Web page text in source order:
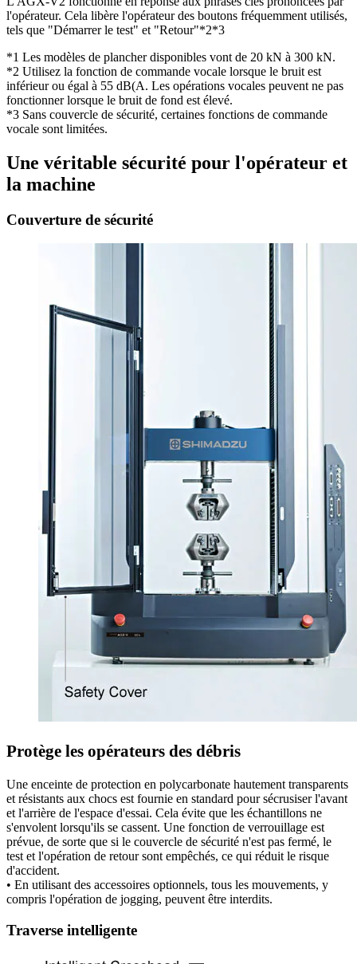
l'opérateur. Cela libère l'opérateur des boutons fréquemment utilisés,
tels que "Démarrer le test" et "Retour"*2*3
*1 Les modèles de plancher disponibles vont de 20 kN à 300 kN.
*2 Utilisez la fonction de commande vocale lorsque le bruit est
inférieur ou égal à 55 dB(A. Les opérations vocales peuvent ne pas
fonctionner lorsque le bruit de fond est élevé.
*3 Sans couvercle de sécurité, certaines fonctions de commande
vocale sont limitées.
Une véritable sécurité pour l'opérateur et
la machine
Couverture de sécurité
Protège les opérateurs des débris
Une enceinte de protection en polycarbonate hautement transparents
et résistants aux chocs est fournie en standard pour sécrusiser l'avant
et l'arrière de l'espace d'essai. Cela évite que les échantillons ne
s'envolent lorsqu'ils se cassent. Une fonction de verrouillage est
prévue, de sorte que si le couvercle de sécurité n'est pas fermé, le
test et l'opération de retour sont empêchés, ce qui réduit le risque
d'accident.
• En utilisant des accessoires optionnels, tous les mouvements, y
compris l'opération de jogging, peuvent être interdits.
Traverse intelligente